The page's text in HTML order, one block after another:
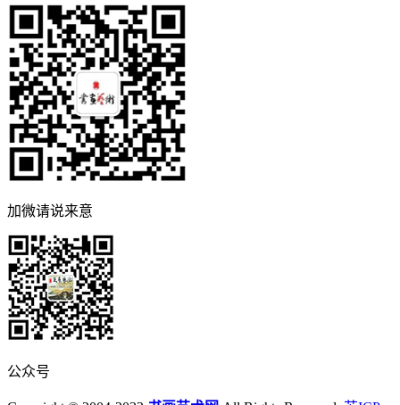
加微请说来意
公众号